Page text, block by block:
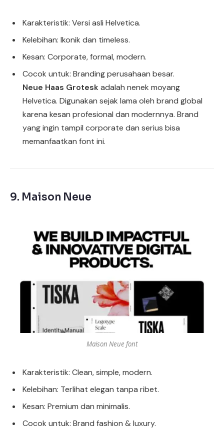
Karakteristik: Versi asli Helvetica.
Kelebihan: Ikonik dan timeless.
Kesan: Corporate, formal, modern.
Cocok untuk: Branding perusahaan besar.
Neue Haas Grotesk adalah nenek moyang
Helvetica. Digunakan sejak lama oleh brand global
karena kesan profesional dan modernnya. Brand
yang ingin tampil corporate dan serius bisa
memanfaatkan font ini.
9. Maison Neue
Maison Neue font
Karakteristik: Clean, simple, modern.
Kelebihan: Terlihat elegan tanpa ribet.
Kesan: Premium dan minimalis.
Cocok untuk: Brand fashion & luxury.